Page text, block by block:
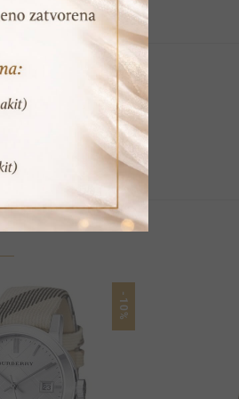
-10%